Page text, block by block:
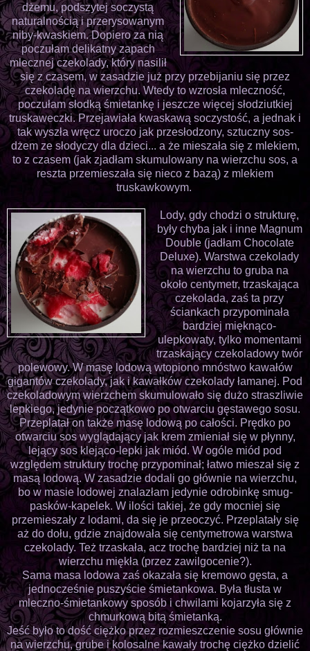
dżemu, podszytej soczystą
naturalnością i przerysowanym
niby-kwaskiem. Dopiero za nią
poczułam delikatny zapach
mlecznej czekolady, który nasilił
się z czasem, w zasadzie już przy przebijaniu się przez
czekoladę na wierzchu. Wtedy to wzrosła mleczność,
poczułam słodką śmietankę i jeszcze więcej słodziutkiej
truskaweczki. Przejawiała kwaskawą soczystość, a jednak i
tak wyszła wręcz uroczo jak przesłodzony, sztuczny sos-
dżem ze słodyczy dla dzieci... a że mieszała się z mlekiem,
to z czasem (jak zjadłam skumulowany na wierzchu sos, a
reszta przemieszała się nieco z bazą) z mlekiem
truskawkowym.
Lody, gdy chodzi o strukturę,
były chyba jak i inne Magnum
Double (jadłam Chocolate
Deluxe). Warstwa czekolady
na wierzchu to gruba na
około centymetr, trzaskająca
czekolada, zaś ta przy
ściankach przypominała
bardziej mięknąco-
ulepkowaty, tylko momentami
trzaskający czekoladowy twór
polewowy. W masę lodową wtopiono mnóstwo kawałów
gigantów czekolady, jak i kawałków czekolady łamanej. Pod
czekoladowym wierzchem skumulowało się dużo straszliwie
lepkiego, jedynie początkowo po otwarciu gęstawego sosu.
Przeplatał on także masę lodową po całości. Prędko po
otwarciu sos wyglądający jak krem zmieniał się w płynny,
lejący sos klejąco-lepki jak miód. W ogóle miód pod
względem struktury trochę przypominał; łatwo mieszał się z
masą lodową. W zasadzie dodali go głównie na wierzchu,
bo w masie lodowej znalazłam jedynie odrobinkę smug-
pasków-kapelek. W ilości takiej, że gdy mocniej się
przemieszały z lodami, da się je przeoczyć. Przeplatały się
aż do dołu, gdzie znajdowała się centymetrowa warstwa
czekolady. Też trzaskała, acz trochę bardziej niż ta na
wierzchu miękła (przez zawilgocenie?).
Sama masa lodowa zaś okazała się kremowo gęsta, a
jednocześnie puszyście śmietankowa. Była tłusta w
mleczno-śmietankowy sposób i chwilami kojarzyła się z
chmurkową bitą śmietanką.
Jeść było to dość ciężko przez rozmieszczenie sosu głównie
na wierzchu, grube i kolosalne kawały trochę ciężko dzielić